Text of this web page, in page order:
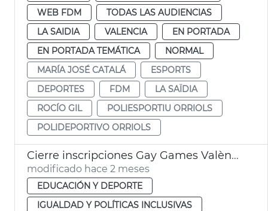
WEB FDM
TODAS LAS AUDIENCIAS
LA SAIDIA
VALENCIA
EN PORTADA
EN PORTADA TEMÁTICA
NORMAL
MARÍA JOSÉ CATALÁ
ESPORTS
DEPORTES
FDM
LA SAÏDIA
ROCÍO GIL
POLIESPORTIU ORRIOLS
POLIDEPORTIVO ORRIOLS
Cierre inscripciones Gay Games València 2026
modificado hace 2 meses
EDUCACIÓN Y DEPORTE
IGUALDAD Y POLÍTICAS INCLUSIVAS